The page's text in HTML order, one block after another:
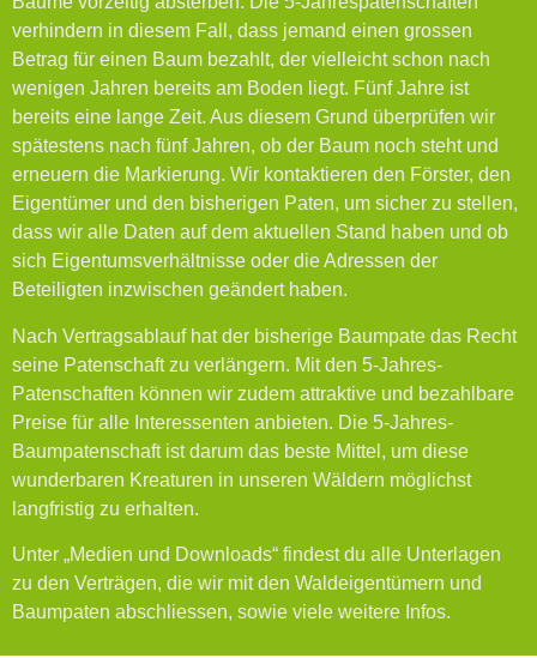
verhindern in diesem Fall, dass jemand einen grossen
Betrag für einen Baum bezahlt, der vielleicht schon nach
wenigen Jahren bereits am Boden liegt. Fünf Jahre ist
bereits eine lange Zeit. Aus diesem Grund überprüfen wir
spätestens nach fünf Jahren, ob der Baum noch steht und
erneuern die Markierung. Wir kontaktieren den Förster, den
Eigentümer und den bisherigen Paten, um sicher zu stellen,
dass wir alle Daten auf dem aktuellen Stand haben und ob
sich Eigentumsverhältnisse oder die Adressen der
Beteiligten inzwischen geändert haben.
Nach Vertragsablauf hat der bisherige Baumpate das Recht
seine Patenschaft zu verlängern. Mit den 5-Jahres-
Patenschaften können wir zudem attraktive und bezahlbare
Preise für alle Interessenten anbieten. Die 5-Jahres-
Baumpatenschaft ist darum das beste Mittel, um diese
wunderbaren Kreaturen in unseren Wäldern möglichst
langfristig zu erhalten.
Unter „Medien und Downloads“ findest du alle Unterlagen
zu den Verträgen, die wir mit den Waldeigentümern und
Baumpaten abschliessen, sowie viele weitere Infos.